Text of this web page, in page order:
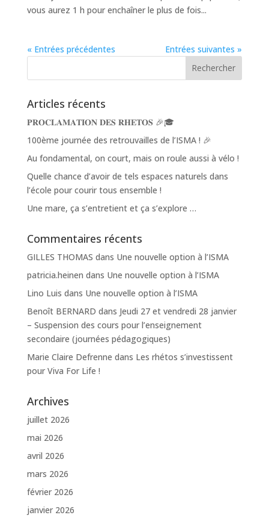
vous aurez 1 h pour enchaîner le plus de fois...
« Entrées précédentes Entrées suivantes »
Articles récents
𝐏𝐑𝐎𝐂𝐋𝐀𝐌𝐀𝐓𝐈𝐎𝐍 𝐃𝐄𝐒 𝐑𝐇𝐄𝐓𝐎𝐒 🎉🎓
100ème journée des retrouvailles de l’ISMA ! 🎉
Au fondamental, on court, mais on roule aussi à vélo !
Quelle chance d’avoir de tels espaces naturels dans
l’école pour courir tous ensemble !
Une mare, ça s’entretient et ça s’explore …
Commentaires récents
GILLES THOMAS dans Une nouvelle option à l’ISMA
patricia.heinen dans Une nouvelle option à l’ISMA
Lino Luis dans Une nouvelle option à l’ISMA
Benoît BERNARD dans Jeudi 27 et vendredi 28 janvier
– Suspension des cours pour l’enseignement
secondaire (journées pédagogiques)
Marie Claire Defrenne dans Les rhétos s’investissent
pour Viva For Life !
Archives
juillet 2026
mai 2026
avril 2026
mars 2026
février 2026
janvier 2026